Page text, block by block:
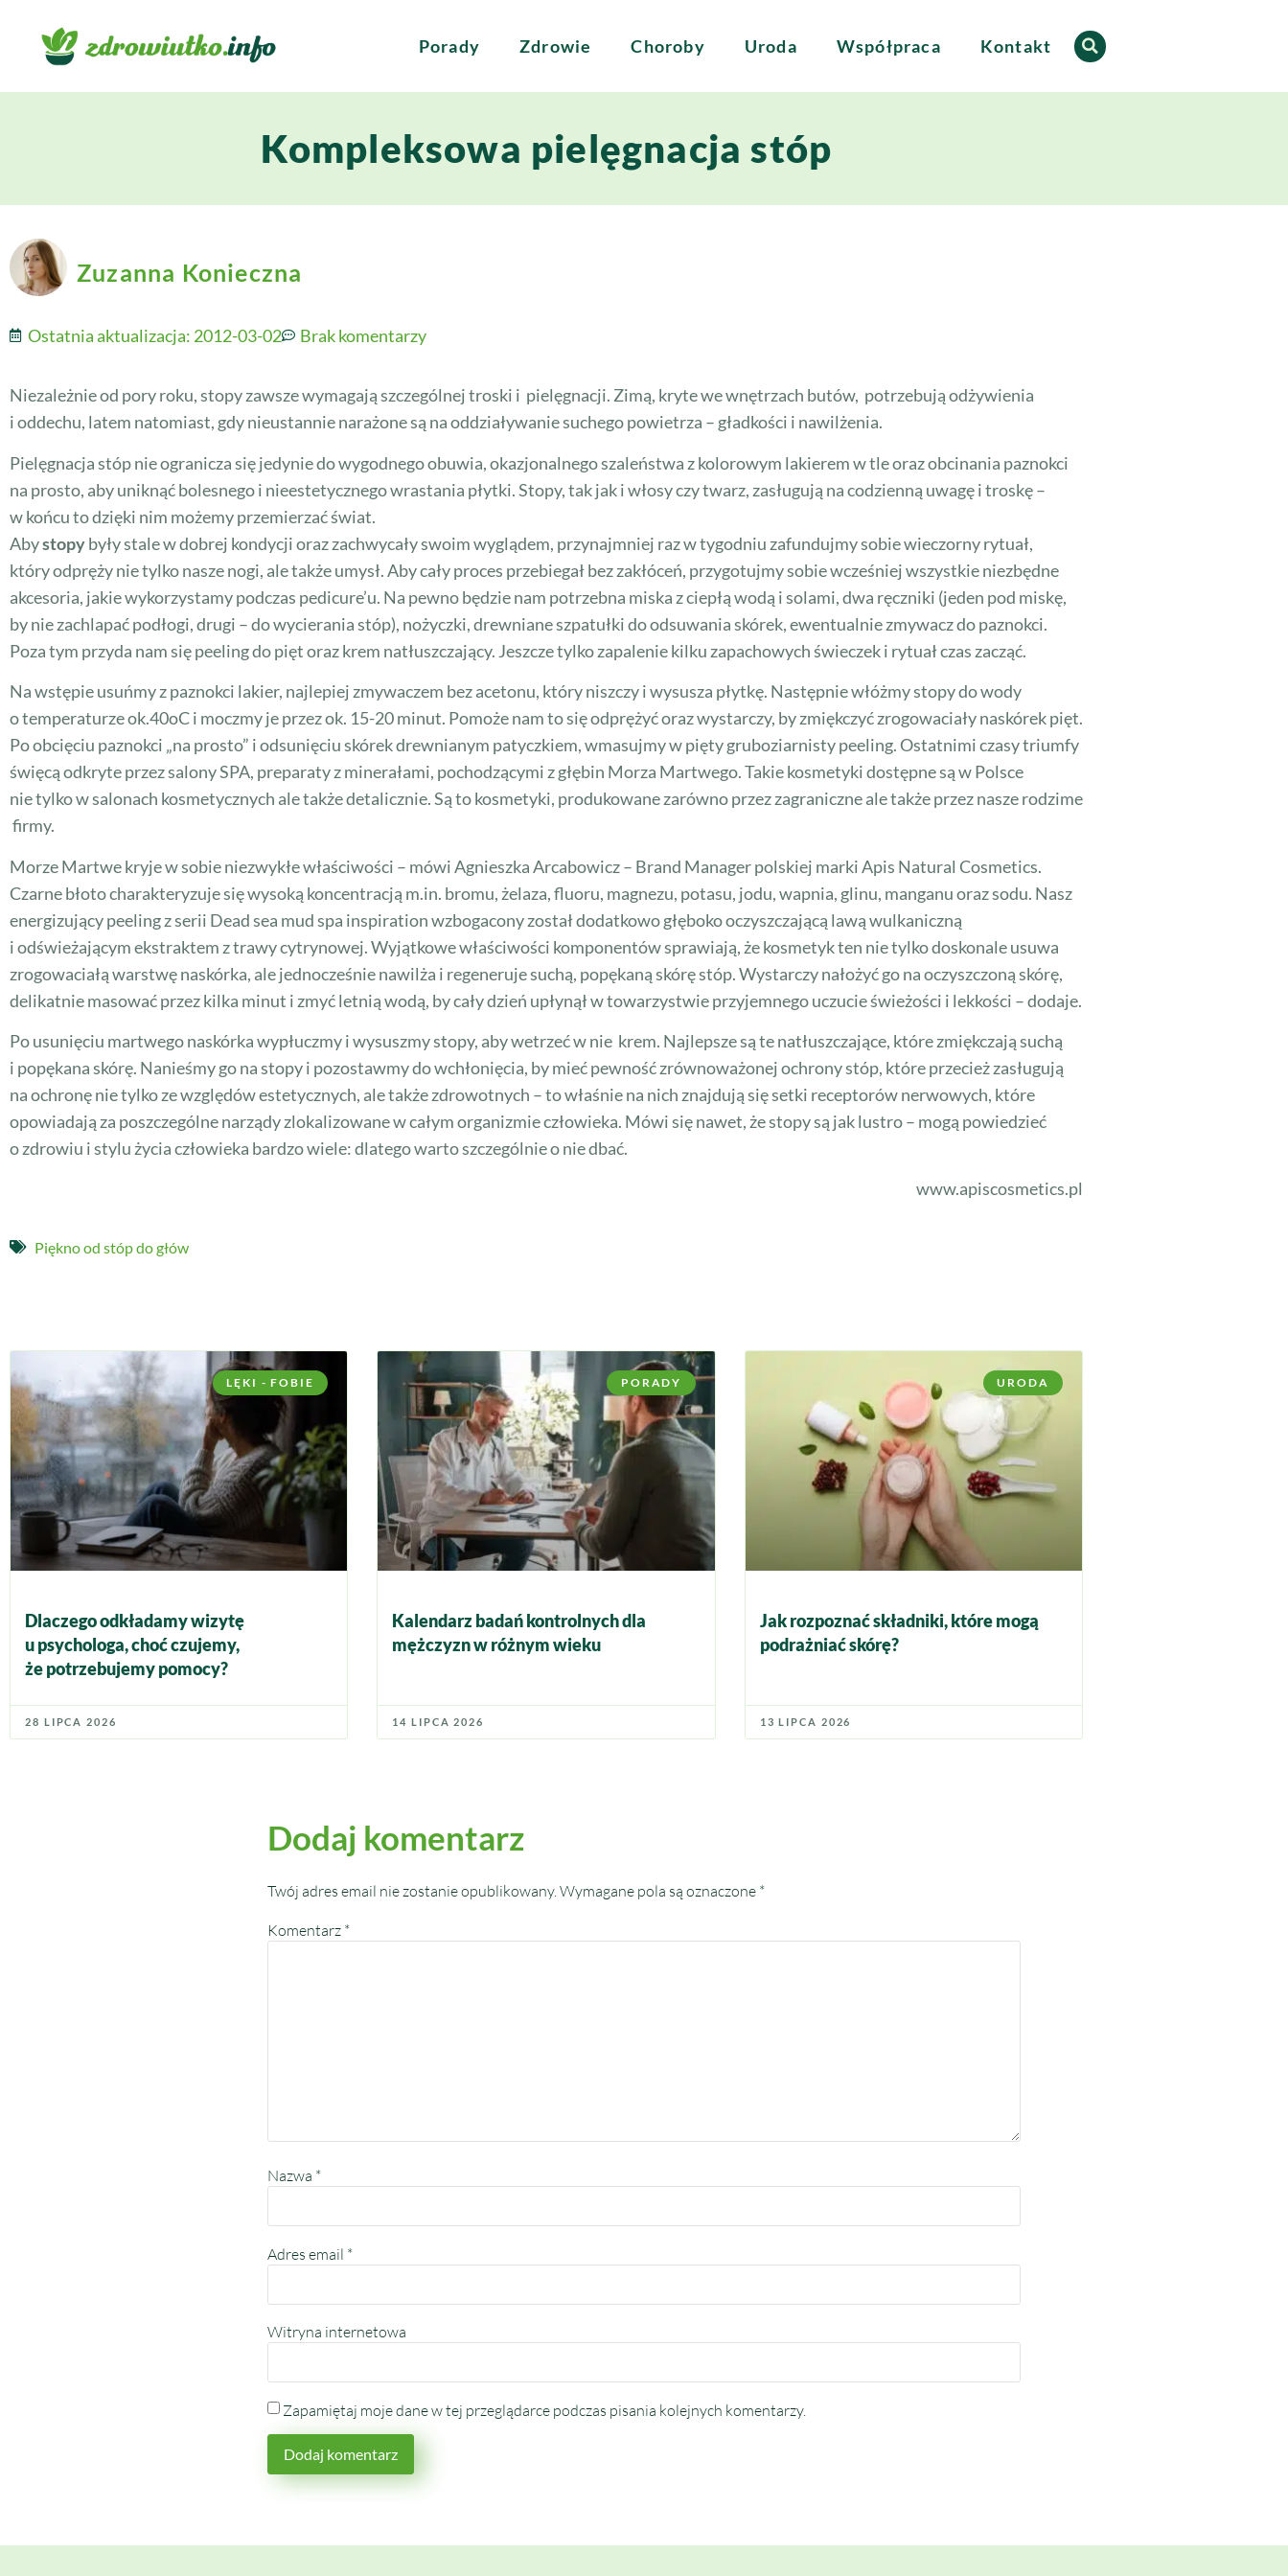
Porady Zdrowie Choroby Uroda Współpraca Kontakt
Kompleksowa pielęgnacja stóp
Zuzanna Konieczna
Ostatnia aktualizacja: 2012-03-02 Brak komentarzy
Niezależnie od pory roku, stopy zawsze wymagają szczególnej troski i pielęgnacji. Zimą, kryte we wnętrzach butów, potrzebują odżywienia
i oddechu, latem natomiast, gdy nieustannie narażone są na oddziaływanie suchego powietrza – gładkości i nawilżenia.
Pielęgnacja stóp nie ogranicza się jedynie do wygodnego obuwia, okazjonalnego szaleństwa z kolorowym lakierem w tle oraz obcinania paznokci
na prosto, aby uniknąć bolesnego i nieestetycznego wrastania płytki. Stopy, tak jak i włosy czy twarz, zasługują na codzienną uwagę i troskę –
w końcu to dzięki nim możemy przemierzać świat.
Abystopybyły stale w dobrej kondycji oraz zachwycały swoim wyglądem, przynajmniej raz w tygodniu zafundujmy sobie wieczorny rytuał,
który odpręży nie tylko nasze nogi, ale także umysł. Aby cały proces przebiegał bez zakłóceń, przygotujmy sobie wcześniej wszystkie niezbędne
akcesoria, jakie wykorzystamy podczas pedicure’u. Na pewno będzie nam potrzebna miska z ciepłą wodą i solami, dwa ręczniki (jeden pod miskę,
by nie zachlapać podłogi, drugi – do wycierania stóp), nożyczki, drewniane szpatułki do odsuwania skórek, ewentualnie zmywacz do paznokci.
Poza tym przyda nam się peeling do pięt oraz krem natłuszczający. Jeszcze tylko zapalenie kilku zapachowych świeczek i rytuał czas zacząć.
Na wstępie usuńmy z paznokci lakier, najlepiej zmywaczem bez acetonu, który niszczy i wysusza płytkę. Następnie włóżmy stopy do wody
o temperaturze ok.40oC i moczmy je przez ok. 15-20 minut. Pomoże nam to się odprężyć oraz wystarczy, by zmiękczyć zrogowaciały naskórek pięt.
Po obcięciu paznokci „na prosto” i odsunięciu skórek drewnianym patyczkiem, wmasujmy w pięty gruboziarnisty peeling. Ostatnimi czasy triumfy
święcą odkryte przez salony SPA, preparaty z minerałami, pochodzącymi z głębin Morza Martwego. Takie kosmetyki dostępne są w Polsce
nie tylko w salonach kosmetycznych ale także detalicznie. Są to kosmetyki, produkowane zarówno przez zagraniczne ale także przez nasze rodzime
firmy.
Morze Martwe kryje w sobie niezwykłe właściwości – mówi Agnieszka Arcabowicz – Brand Manager polskiej marki Apis Natural Cosmetics.
Czarne błoto charakteryzuje się wysoką koncentracją m.in. bromu, żelaza, fluoru, magnezu, potasu, jodu, wapnia, glinu, manganu oraz sodu. Nasz
energizujący peeling z serii Dead sea mud spa inspiration wzbogacony został dodatkowo głęboko oczyszczającą lawą wulkaniczną
i odświeżającym ekstraktem z trawy cytrynowej. Wyjątkowe właściwości komponentów sprawiają, że kosmetyk ten nie tylko doskonale usuwa
zrogowaciałą warstwę naskórka, ale jednocześnie nawilża i regeneruje suchą, popękaną skórę stóp. Wystarczy nałożyć go na oczyszczoną skórę,
delikatnie masować przez kilka minut i zmyć letnią wodą, by cały dzień upłynął w towarzystwie przyjemnego uczucie świeżości i lekkości – dodaje.
Po usunięciu martwego naskórka wypłuczmy i wysuszmy stopy, aby wetrzeć w nie krem. Najlepsze są te natłuszczające, które zmiękczają suchą
i popękana skórę. Nanieśmy go na stopy i pozostawmy do wchłonięcia, by mieć pewność zrównoważonej ochrony stóp, które przecież zasługują
na ochronę nie tylko ze względów estetycznych, ale także zdrowotnych – to właśnie na nich znajdują się setki receptorów nerwowych, które
opowiadają za poszczególne narządy zlokalizowane w całym organizmie człowieka. Mówi się nawet, że stopy są jak lustro – mogą powiedzieć
o zdrowiu i stylu życia człowieka bardzo wiele: dlatego warto szczególnie o nie dbać.
www.apiscosmetics.pl
Piękno od stóp do głów
LĘKI - FOBIE
Dlaczego odkładamy wizytę
u psychologa, choć czujemy,
że potrzebujemy pomocy?
28 LIPCA 2026
PORADY
Kalendarz badań kontrolnych dla
mężczyzn w różnym wieku
14 LIPCA 2026
URODA
Jak rozpoznać składniki, które mogą
podrażniać skórę?
13 LIPCA 2026
Dodaj komentarz
Twój adres email nie zostanie opublikowany. Wymagane pola są oznaczone *
Komentarz *
Nazwa *
Adres email *
Witryna internetowa
Zapamiętaj moje dane w tej przeglądarce podczas pisania kolejnych komentarzy.